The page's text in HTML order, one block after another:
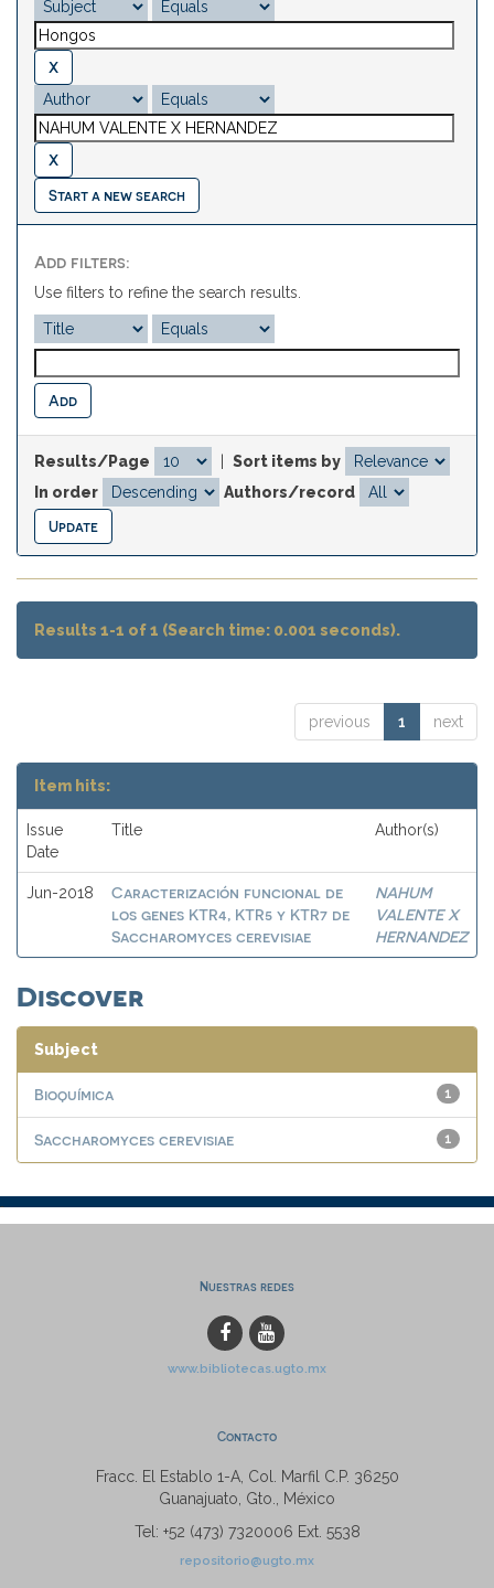
Start a new search
Add filters:
Use filters to refine the search results.
Results/Page
Sort items by
In order
Authors/record
Results 1-1 of 1 (Search time: 0.001 seconds).
previous 1 next
Item hits:
Issue
Date
Title Author(s)
Jun-2018
Caracterización funcional de
los genes KTR4, KTR5 y KTR7 de
Saccharomyces cerevisiae
NAHUM
VALENTE X
HERNANDEZ
Discover
Subject
1
Bioquímica
1
Saccharomyces cerevisiae
Nuestras redes
www.bibliotecas.ugto.mx
Contacto
Fracc. El Establo 1-A, Col. Marfil C.P. 36250
Guanajuato, Gto., México
Tel: +52 (473) 7320006 Ext. 5538
repositorio@ugto.mx